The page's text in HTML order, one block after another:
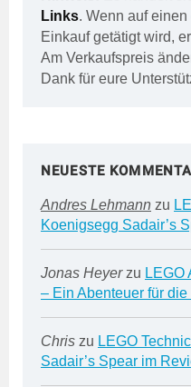
Links. Wenn auf
Einkauf getätigt wird,
Am Verkaufspreis
Dank für eure
NEUESTE
Andres Lehmann zu
Koenigsegg Sadair’s
Jonas Heyerzu LEGO
– Ein Abenteuer für
Chris zu LEGO
Sadair’s Spear im